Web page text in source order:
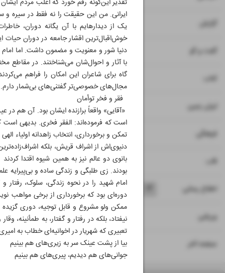
تقدیر این‌گونه رقم خورد که اغلب مردم
ایرانی. من این حقیقت را نه فقط در سیره
یک از دیدارها‌یم با آن یگانه‌ دوران،
خوش‌اقبال‌ترین اقشار جامعه در دوران حیات
دنیا شور و معنویت و مضمون داشت. اما امام
با آثار و احوال‌شان می‌شناختند. در مقاطع
گاه برای شاعران این امکان را فراهم
مجال‌های خصوصی‌تر گفتنی‌های بی‌شمار دارم.
فقر و فخر توأمان
«آقایی» واقعاً برازنده ایشان بود. آن هم
است که فرموده‌اند: الفقر فخری. بدیهی
تمکن و برخورداری، انتخاب زاهدانه‌ اولیاء
دنیوی‌اش از اشراف قریش، بلکه
بانوی دو عالم نیز به همین شیوه اقتدا
بودند. زی طلبگی و زندگی ساده و بی‌پیرایه‌
امام شهید را در نحوه‌ زندگی، سلوک،
دوره‌ای بود که برخورداری از برخی مواهب
ممکن ولو مشروع و قابل توجیه، دوری گزیده
نیفتاد، بلکه در رفتار و گفتار، به
تعبیری که شهریار در اخوانیه‌ای خطاب به
بیا از پشت عینک سر به زیری‌های هم بینیم
جوانی‌های هم دیدیم، پیری‌های هم بینیم
گزارش ۴ ۶
گفت و گو ۵
کتاب ۷
ایران زمین ۸
فرهنگی ۹
قاب ۱۰
اطلاع رسانی ۱۱ ۱۲ ۱۳
ورزشی ۱۵
صفحه آخر ۱۶